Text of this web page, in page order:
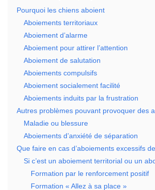
Pourquoi les chiens aboient
Aboiements territoriaux
Aboiement d’alarme
Aboiement pour attirer l’attention
Aboiement de salutation
Aboiements compulsifs
Aboiement socialement facilité
Aboiements induits par la frustration
Autres problèmes pouvant provoquer des
Maladie ou blessure
Aboiements d’anxiété de séparation
Que faire en cas d’aboiements excessifs
Si c’est un aboiement territorial ou un
Formation par le renforcement positif
Formation « Allez à sa place »